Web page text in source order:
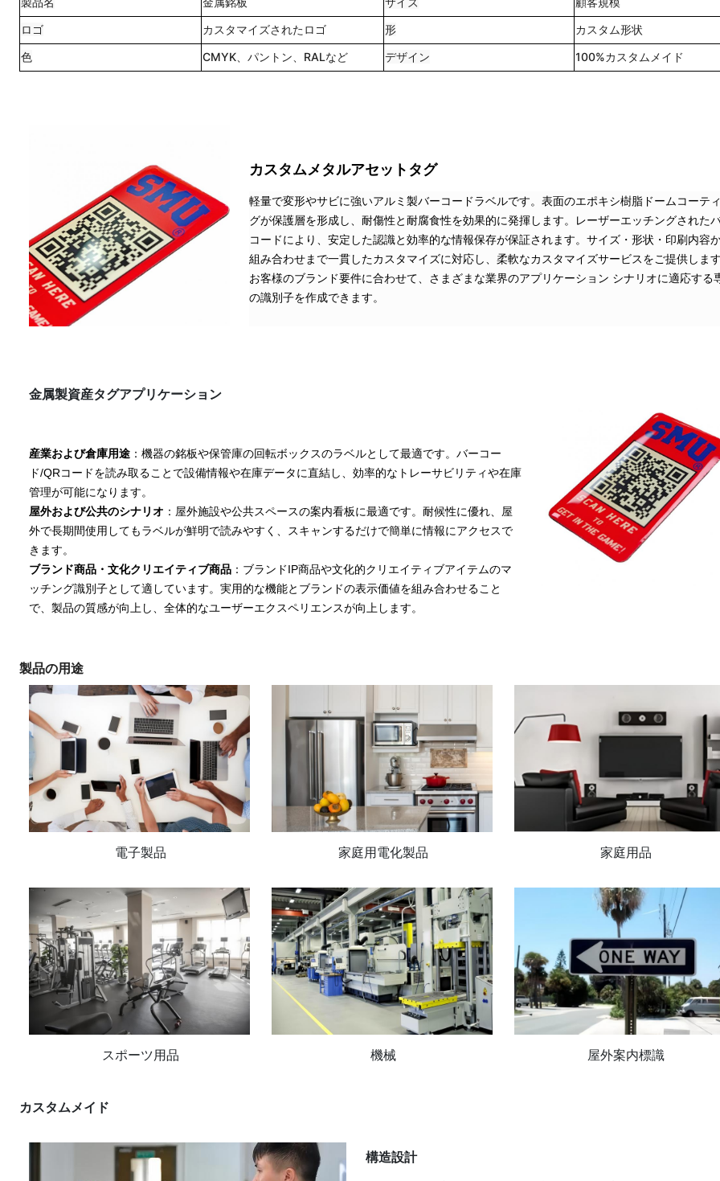
ロゴ
カスタマイズされたロゴ 形
カスタム形状
色
CMYK、パントン、RALなど デザイン 100%カスタムメイド
カスタムメタルアセットタグ
軽量で変形やサビに強いアルミ製バーコードラベルです。表面のエポキシ樹脂ドームコーテ
グが保護層を形成し、耐傷性と耐腐食性を効果的に発揮します。レーザーエッチングされた
コードにより、安定した認識と効率的な情報保存が保証されます。サイズ・形状・印刷内容
組み合わせまで一貫したカスタマイズに対応し、柔軟なカスタマイズサービスをご提供します
お客様のブランド要件に合わせて、さまざまな業界のアプリケーション シナリオに適応する
の識別子を作成できます。
金属製資産タグアプリケーション
産業および倉庫用途 ：機器の銘板や保管庫の回転ボックスのラベルとして最適です。バーコー
ド/QRコードを読み取ることで設備情報や在庫データに直結し、効率的なトレーサビリティや在庫
管理が可能になります。
屋外および公共のシナリオ ：屋外施設や公共スペースの案内看板に最適です。耐候性に優れ、屋
外で長期間使用してもラベルが鮮明で読みやすく、スキャンするだけで簡単に情報にアクセスで
きます。
ブランド商品・文化クリエイティブ商品 ：ブランドIP商品や文化的クリエイティブアイテムのマ
ッチング識別子として適しています。実用的な機能とブランドの表示価値を組み合わせること
で、製品の質感が向上し、全体的なユーザーエクスペリエンスが向上します。
製品の用途
電子製品 家庭用電化製品 家庭用品
スポーツ用品 機械 屋外案内標識
カスタムメイド
構造設計